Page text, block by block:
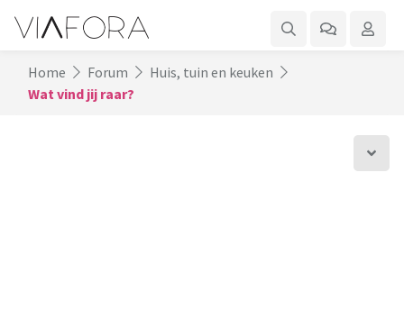
Home Forum
Huis, tuin en keuken
Wat vind jij raar?